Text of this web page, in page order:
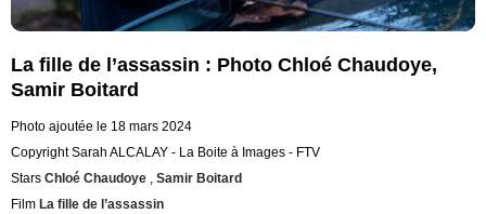
La fille de l’assassin : Photo Chloé Chaudoye,
Samir Boitard
Photo ajoutée le 18 mars 2024
Copyright Sarah ALCALAY - La Boite à Images - FTV
Stars Chloé Chaudoye , Samir Boitard
Film La fille de l’assassin